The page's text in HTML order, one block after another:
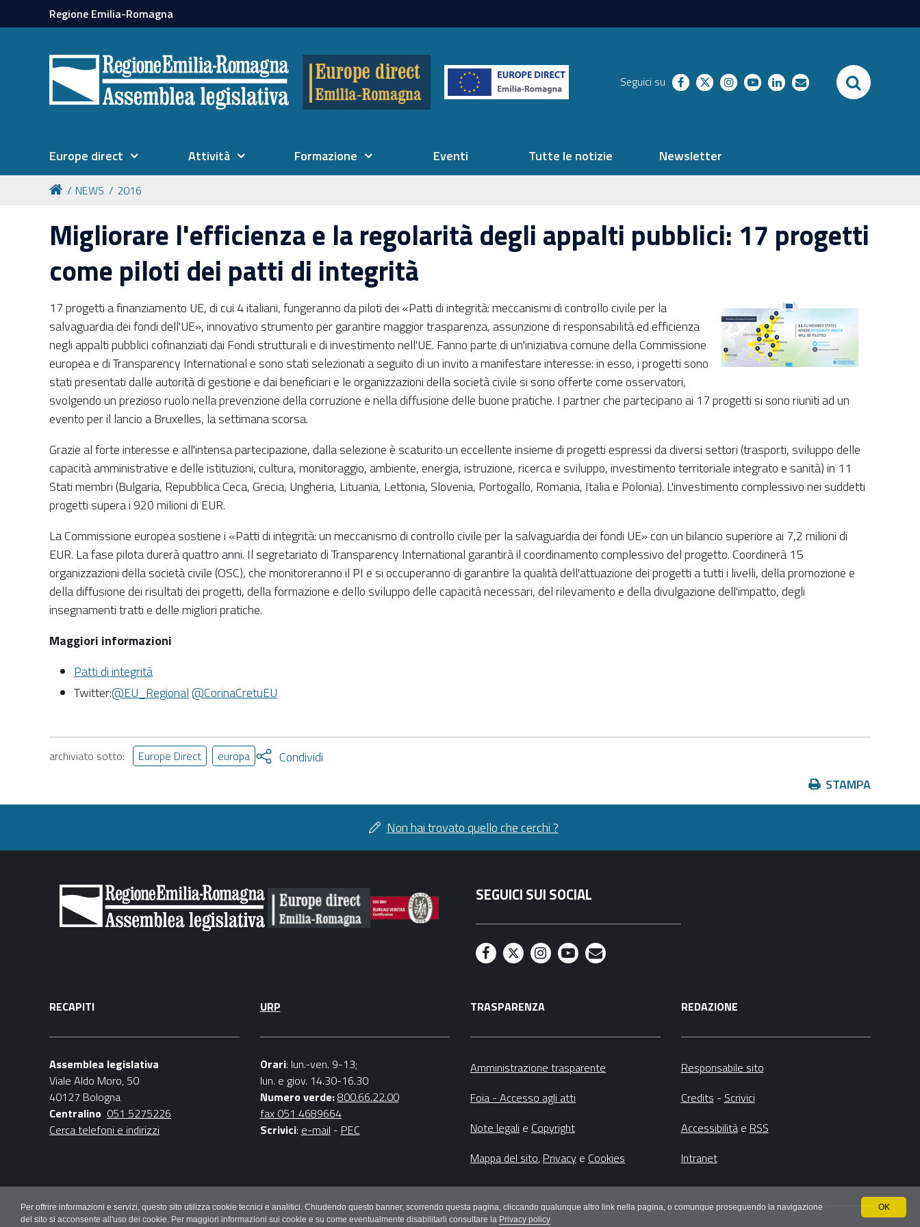
Per offrire informazioni e servizi, questo sito utilizza cookie tecnici e analitici. Chiudendo questo banner, scorrendo questa pagina, cliccando qualunque altro link nella pagina, o comunque proseguendo la navigazione
del sito si acconsente all'uso dei cookie. Per maggiori informazioni sui cookie e su come eventualmente disabilitarli consultare la Privacy policy
OK
Regione Emilia-Romagna
Seguici su facebooktwitterinstagram
youtubelinkedinrichieste SEARCH
Europe direct Attività Formazione Eventi Tutte le notizie Newsletter
NEWS 2016
Migliorare l'efficienza e la regolarità degli appalti pubblici: 17 progetti
come piloti dei patti di integrità
17 progetti a finanziamento UE, di cui 4 italiani, fungeranno da piloti dei «Patti di integrità: meccanismi di controllo civile per la
salvaguardia dei fondi dell'UE», innovativo strumento per garantire maggior trasparenza, assunzione di responsabilità ed efficienza
negli appalti pubblici cofinanziati dai Fondi strutturali e di investimento nell'UE. Fanno parte di un'iniziativa comune della Commissione
europea e di Transparency International e sono stati selezionati a seguito di un invito a manifestare interesse: in esso, i progetti sono
stati presentati dalle autorità di gestione e dai beneficiari e le organizzazioni della società civile si sono offerte come osservatori,
svolgendo un prezioso ruolo nella prevenzione della corruzione e nella diffusione delle buone pratiche. I partner che partecipano ai 17 progetti si sono riuniti ad un
evento per il lancio a Bruxelles, la settimana scorsa.
Grazie al forte interesse e all'intensa partecipazione, dalla selezione è scaturito un eccellente insieme di progetti espressi da diversi settori (trasporti, sviluppo delle
capacità amministrative e delle istituzioni, cultura, monitoraggio, ambiente, energia, istruzione, ricerca e sviluppo, investimento territoriale integrato e sanità) in 11
Stati membri (Bulgaria, Repubblica Ceca, Grecia, Ungheria, Lituania, Lettonia, Slovenia, Portogallo, Romania, Italia e Polonia). L'investimento complessivo nei suddetti
progetti supera i 920 milioni di EUR.
La Commissione europea sostiene i «Patti di integrità: un meccanismo di controllo civile per la salvaguardia dei fondi UE» con un bilancio superiore ai 7,2 milioni di
EUR. La fase pilota durerà quattro anni. Il segretariato di Transparency International garantirà il coordinamento complessivo del progetto. Coordinerà 15
organizzazioni della società civile (OSC), che monitoreranno il PI e si occuperanno di garantire la qualità dell'attuazione dei progetti a tutti i livelli, della promozione e
della diffusione dei risultati dei progetti, della formazione e dello sviluppo delle capacità necessari, del rilevamento e della divulgazione dell'impatto, degli
insegnamenti tratti e delle migliori pratiche.
Maggiori informazioni
Patti di integrità
Twitter:@EU_Regional@CorinaCretuEU
archiviato sotto: Europe Direct europa
Azioni
sul
STAMPA
Condividi
Attiva
Non hai trovato quello che cerchi ?
SEGUICI SUI SOCIAL
F
c
e
o
k
T
i
t
r
I
s
t
r
a
m
Y
t
e
M
l
RECAPITI
Assemblea legislativa
Viale Aldo Moro, 50
40127 Bologna
Centralino 051 5275226
Cerca telefoni e indirizzi
URP
Orari: lun.-ven. 9-13;
lun. e giov. 14.30-16.30
Numero verde:800.66.22.00
fax 051 4689664
Scrivici: e-mail - PEC
TRASPARENZA
Amministrazione trasparente
Foia - Accesso agli atti
Note legali e Copyright
Mappa del sito, Privacy e Cookies
REDAZIONE
Responsabile sito
Credits - Scrivici
Accessibilitàe RSS
Intranet